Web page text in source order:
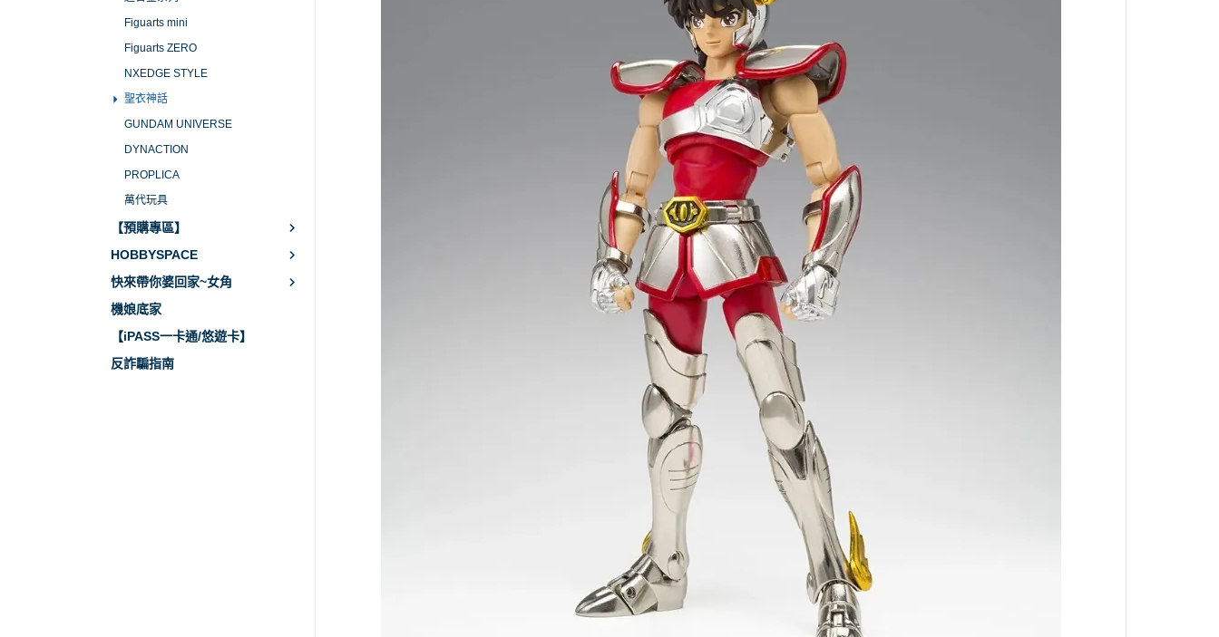
Figuarts mini
Figuarts ZERO
NXEDGE STYLE
聖衣神話
GUNDAM UNIVERSE
DYNACTION
PROPLICA
萬代玩具
【預購專區】
HOBBYSPACE
快來帶你婆回家~女角
機娘底家
【iPASS一卡通/悠遊卡】
反詐騙指南